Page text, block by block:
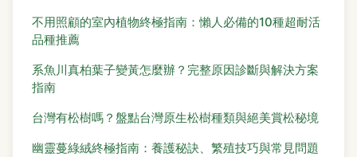
不用照顧的室內植物終極指南：懶人必備的10種超耐活
品種推薦
系魚川真柏葉子變黃怎麼辦？完整原因診斷與解決方案
指南
台灣有松樹嗎？盤點台灣原生松樹種類與絕美賞松秘境
幽靈蔓綠絨終極指南：養護秘訣、繁殖技巧與常見問題